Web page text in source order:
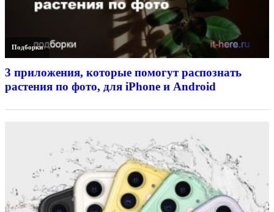
Подборки
3 приложения, которые помогут распознать
растения по фото, для iPhone и Android